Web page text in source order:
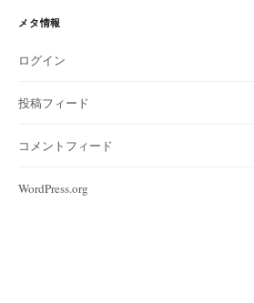
メタ情報
ログイン
投稿フィード
コメントフィード
WordPress.org